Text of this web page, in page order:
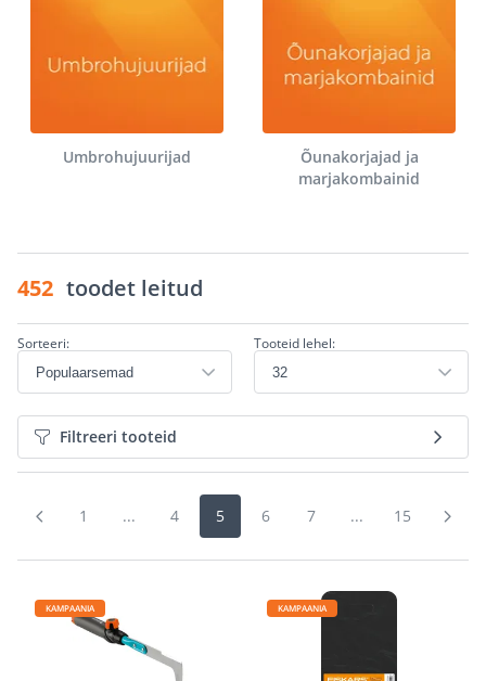
Umbrohujuurijad
Õunakorjajad ja
marjakombainid
452 toodet leitud
Sorteeri: Tooteid lehel:
Filtreeri tooteid
1 ... 4 5 6 7 ... 15
KAMPAANIA KAMPAANIA